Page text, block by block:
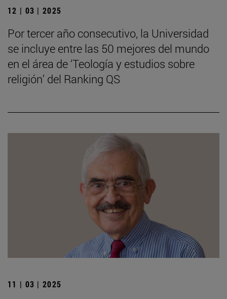
12 | 03 | 2025
Por tercer año consecutivo, la Universidad
se incluye entre las 50 mejores del mundo
en el área de ‘Teología y estudios sobre
religión’ del Ranking QS
11 | 03 | 2025